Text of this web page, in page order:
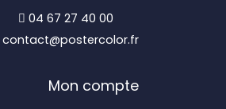
04 67 27 40 00
contact@postercolor.fr
Mon compte